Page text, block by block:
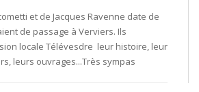
et de Jacques Ravenne date de
de passage à Verviers. Ils
locale Télévesdre leur histoire, leur
leurs ouvrages...Très sympas